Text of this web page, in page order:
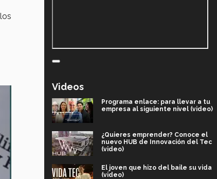
Videos
Programa enlace: para llevar a tu
empresa al siguiente nivel (video)
¿Quieres emprender? Conoce el
nuevo HUB de Innovación del Tec
(video)
El joven que hizo del baile su vida
(video)